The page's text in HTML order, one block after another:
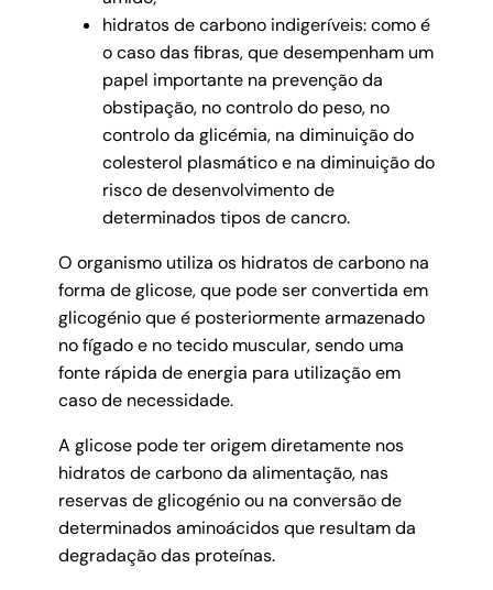
hidratos de carbono indigeríveis: como é
o caso das fibras, que desempenham um
papel importante na prevenção da
obstipação, no controlo do peso, no
controlo da glicémia, na diminuição do
colesterol plasmático e na diminuição do
risco de desenvolvimento de
determinados tipos de cancro.
O organismo utiliza os hidratos de carbono na
forma de glicose, que pode ser convertida em
glicogénio que é posteriormente armazenado
no fígado e no tecido muscular, sendo uma
fonte rápida de energia para utilização em
caso de necessidade.
A glicose pode ter origem diretamente nos
hidratos de carbono da alimentação, nas
reservas de glicogénio ou na conversão de
determinados aminoácidos que resultam da
degradação das proteínas.